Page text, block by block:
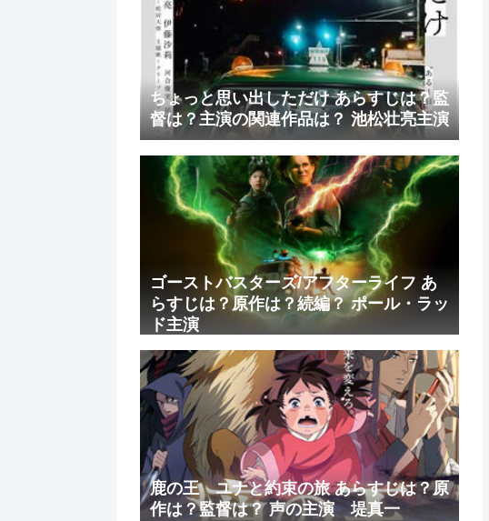
ちょっと思い出しただけ あらすじは？監
督は？主演の関連作品は？ 池松壮亮主演
ゴーストバスターズ/アフターライフ あ
らすじは？原作は？続編？ ポール・ラッ
ド主演
鹿の王 ユナと約束の旅 あらすじは？原
作は？監督は？ 声の主演 堤真一